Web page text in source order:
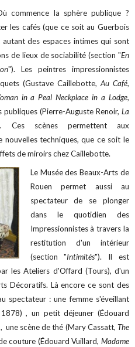
commence la sphère publique ?
les cafés (que ce soit au Guerbois
des espaces intimes qui sont
de lieux de sociabilité (section "En
"). Les peintres impressionnistes
(Gustave Caillebotte, Au Café,
in a Peal Neckplace in a Lodge,
(Pierre-Auguste Renoir, La
Ces scènes permettent aux
nouvelles techniques, que ce soit le
de miroirs chez Caillebotte.
Le Musée des Beaux-Arts de
Rouen permet aussi au
spectateur de se plonger
dans le quotidien des
Impressionnistes à travers la
restitution d'un intérieur
(section "Intimités"). Il est
les Ateliers d'Offard (Tours), d'un
Décoratifs. Là encore ce sont des
spectateur : une femme s'éveillant
, un petit déjeuner (Édouard
une scène de thé (Mary Cassatt, The
couture (Édouard Vuillard, Madame